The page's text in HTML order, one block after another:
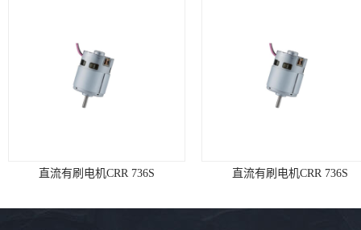
直流有刷电机CRR 736S 直流有刷电机CRR 736S